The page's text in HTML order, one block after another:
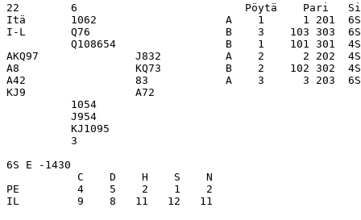
22        6                          Pöytä    Pari   Sit
Itä       1062                    A    1      1 201  6S
I-L       Q76                     B    3    103 303  6S
Q108654                 B    1    101 301
AKQ97               J832          A    2      2 202  4S
A8                  KQ73          B    2    102 302  4S
A42                 83            A    3      3 203  6S
KJ9                 A72
          1054
          J954
          KJ1095
          3
6S E -1430
           C    D    H    S    N
PE         4    5    2    1    2
IL         9    8   11   12   11